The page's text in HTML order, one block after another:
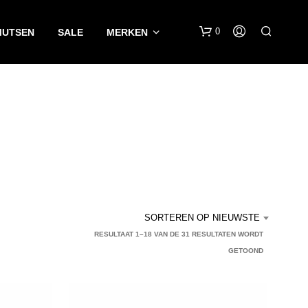
SALE MERKEN 0
E
N
P
SORTEREN OP NIEUWSTE
RESULTAAT 1–18 VAN DE 31 RESULTATEN WORDT
GETOOND